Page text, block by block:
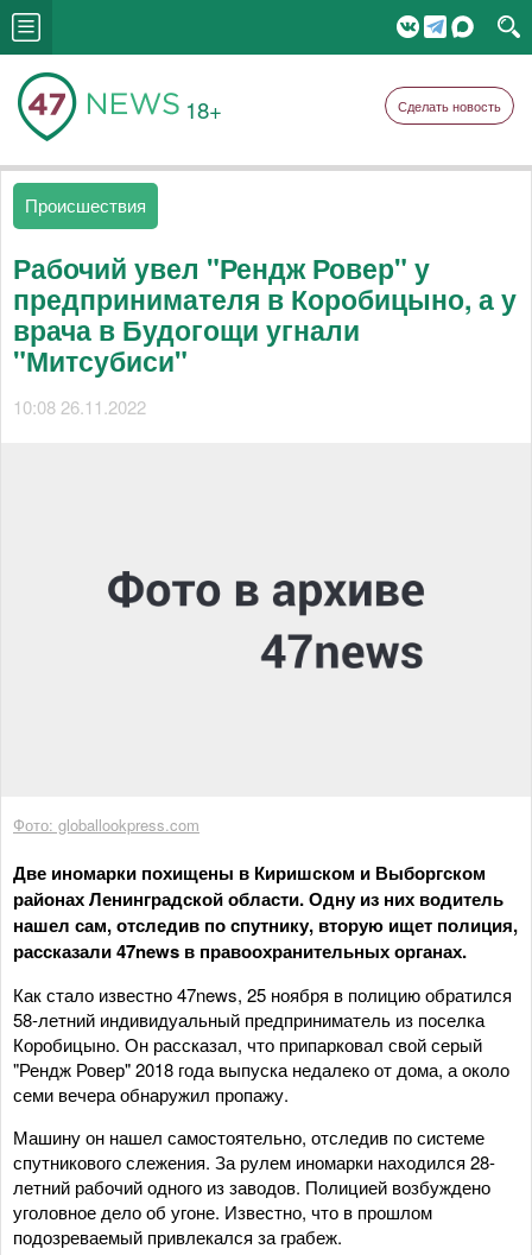
18+ Сделать новость
Происшествия
Рабочий увел "Рендж Ровер" у
предпринимателя в Коробицыно, а у
врача в Будогощи угнали
"Митсубиси"
10:08 26.11.2022
Фото: globallookpress.com
Две иномарки похищены в Киришском и Выборгском
районах Ленинградской области. Одну из них водитель
нашел сам, отследив по спутнику, вторую ищет полиция,
рассказали 47news в правоохранительных органах.
Как стало известно 47news, 25 ноября в полицию обратился
58-летний индивидуальный предприниматель из поселка
Коробицыно. Он рассказал, что припарковал свой серый
"Рендж Ровер" 2018 года выпуска недалеко от дома, а около
семи вечера обнаружил пропажу.
Машину он нашел самостоятельно, отследив по системе
спутникового слежения. За рулем иномарки находился 28-
летний рабочий одного из заводов. Полицией возбуждено
уголовное дело об угоне. Известно, что в прошлом
подозреваемый привлекался за грабеж.